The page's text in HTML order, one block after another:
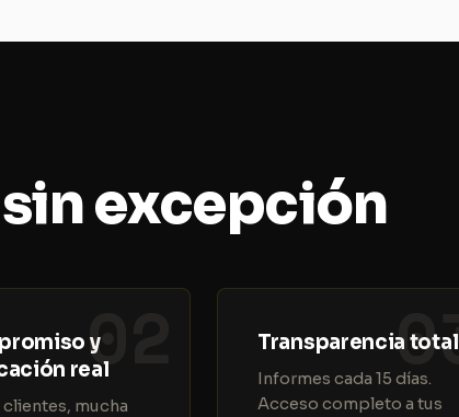
excepción
02
y
real
mucha
03
Transparencia total
Informes cada 15 días.
Acceso completo a tus